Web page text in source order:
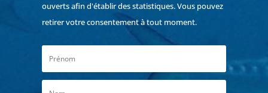
ouverts afin d'établir des statistiques. Vous pouvez
retirer votre consentement à tout moment.